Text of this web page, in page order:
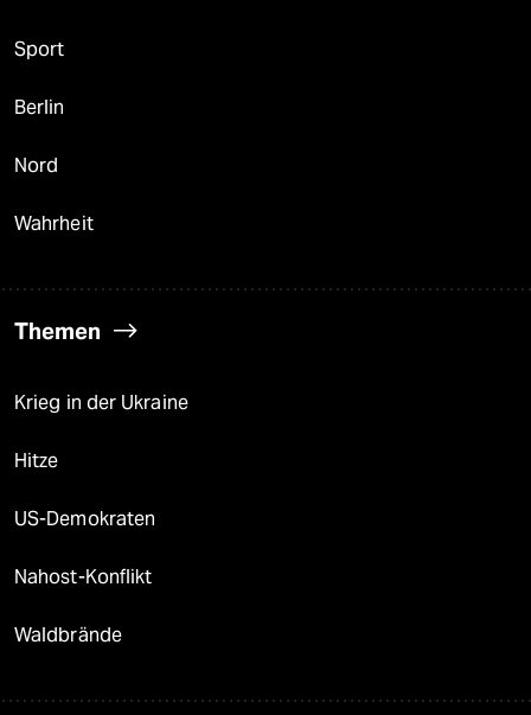
Sport
Berlin
Nord
Wahrheit
Themen
Krieg in der Ukraine
Hitze
US-Demokraten
Nahost-Konflikt
Waldbrände